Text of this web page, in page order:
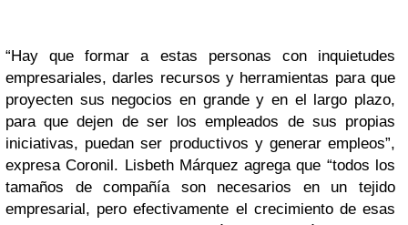
“Hay que formar a estas personas con inquietudes
empresariales, darles recursos y herramientas para que
proyecten sus negocios en grande y en el largo plazo,
para que dejen de ser los empleados de sus propias
iniciativas, puedan ser productivos y generar empleos”,
expresa Coronil. Lisbeth Márquez agrega que “todos los
tamaños de compañía son necesarios en un tejido
empresarial, pero efectivamente el crecimiento de esas